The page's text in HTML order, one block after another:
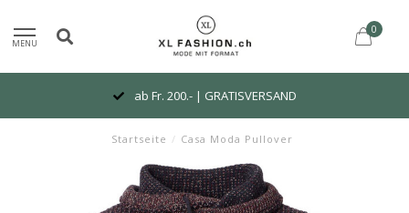
MENU
0
ab Fr. 200.- | GRATISVERSAND
Startseite / Casa Moda Pullover